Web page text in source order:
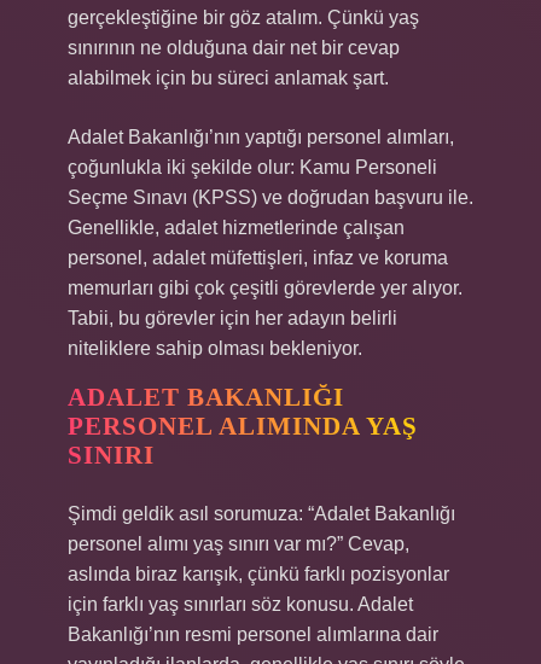
gerçekleştiğine bir göz atalım. Çünkü yaş
sınırının ne olduğuna dair net bir cevap
alabilmek için bu süreci anlamak şart.
Adalet Bakanlığı’nın yaptığı personel alımları,
çoğunlukla iki şekilde olur: Kamu Personeli
Seçme Sınavı (KPSS) ve doğrudan başvuru ile.
Genellikle, adalet hizmetlerinde çalışan
personel, adalet müfettişleri, infaz ve koruma
memurları gibi çok çeşitli görevlerde yer alıyor.
Tabii, bu görevler için her adayın belirli
niteliklere sahip olması bekleniyor.
ADALET BAKANLIĞI
PERSONEL ALIMINDA YAŞ
SINIRI
Şimdi geldik asıl sorumuza: “Adalet Bakanlığı
personel alımı yaş sınırı var mı?” Cevap,
aslında biraz karışık, çünkü farklı pozisyonlar
için farklı yaş sınırları söz konusu. Adalet
Bakanlığı’nın resmi personel alımlarına dair